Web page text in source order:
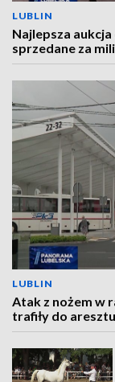
LUBLIN
Najlepsza
sprzedane za
LUBLIN
Atak z nożem w
trafiły do aresztu